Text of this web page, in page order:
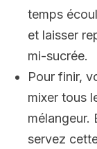
temps
et laisser
mi-sucrée.
Pour finir,
mixer tous
mélangeur.
servez